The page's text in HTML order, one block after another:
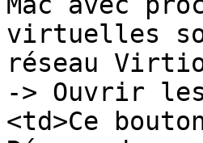
virtuelles
réseau
-> Ouvrir
<td>Ce